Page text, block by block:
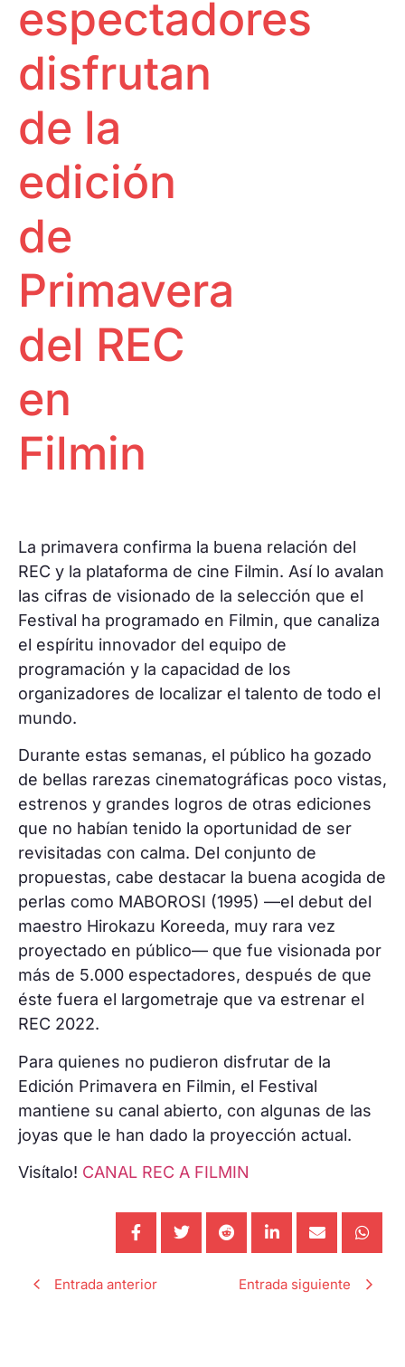
Huella ecológica
Especiales
Pantalla
Tarraco
RecXics
One to one
RECLab 10!
@panoramica
espectadores
disfrutan
de la
edición
de
Primavera
del REC
en
Filmin
La primavera confirma la buena relación del
REC y la plataforma de cine Filmin. Así lo avalan
las cifras de visionado de la selección que el
Festival ha programado en Filmin, que canaliza
el espíritu innovador del equipo de
programación y la capacidad de los
organizadores de localizar el talento de todo el
mundo.
Durante estas semanas, el público ha gozado
de bellas rarezas cinematográficas poco vistas,
estrenos y grandes logros de otras ediciones
que no habían tenido la oportunidad de ser
revisitadas con calma. Del conjunto de
propuestas, cabe destacar la buena acogida de
perlas como MABOROSI (1995) —el debut del
maestro Hirokazu Koreeda, muy rara vez
proyectado en público— que fue visionada por
más de 5.000 espectadores, después de que
éste fuera el largometraje que va estrenar el
REC 2022.
Para quienes no pudieron disfrutar de la
Edición Primavera en Filmin, el Festival
mantiene su canal abierto, con algunas de las
joyas que le han dado la proyección actual.
Visítalo! CANAL REC A FILMIN
Entrada anterior Entrada siguiente